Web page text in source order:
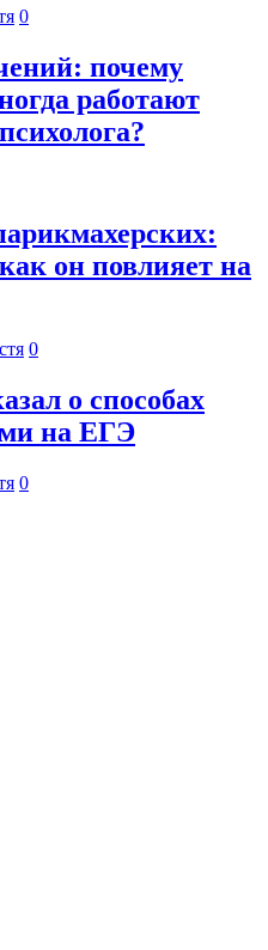
0
почему
работают
он повлияет на
0
о способах
на ЕГЭ
0